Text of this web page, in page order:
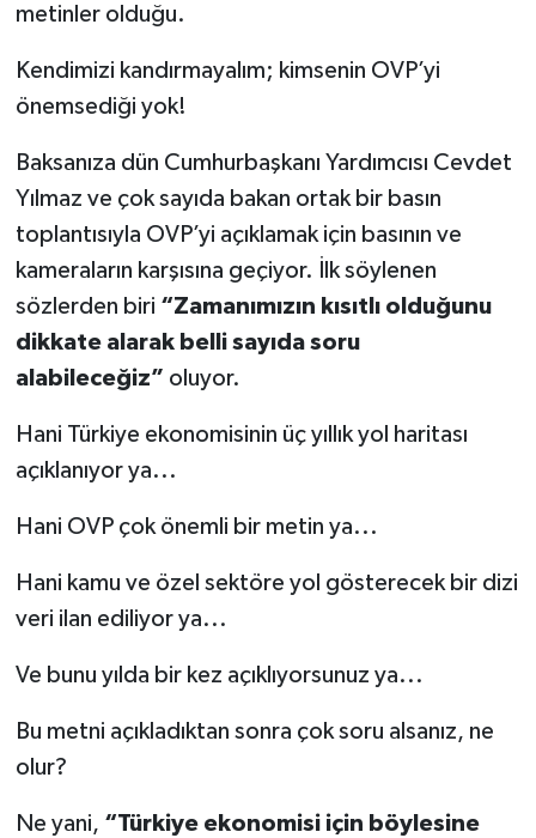
metinler olduğu.
Kendimizi kandırmayalım; kimsenin OVP’yi
önemsediği yok!
Baksanıza dün Cumhurbaşkanı Yardımcısı Cevdet
Yılmaz ve çok sayıda bakan ortak bir basın
toplantısıyla OVP’yi açıklamak için basının ve
kameraların karşısına geçiyor. İlk söylenen
sözlerden biri “Zamanımızın kısıtlı olduğunu
dikkate alarak belli sayıda soru
alabileceğiz” oluyor.
Hani Türkiye ekonomisinin üç yıllık yol haritası
açıklanıyor ya...
Hani OVP çok önemli bir metin ya...
Hani kamu ve özel sektöre yol gösterecek bir dizi
veri ilan ediliyor ya...
Ve bunu yılda bir kez açıklıyorsunuz ya...
Bu metni açıkladıktan sonra çok soru alsanız, ne
olur?
Ne yani, “Türkiye ekonomisi için böylesine